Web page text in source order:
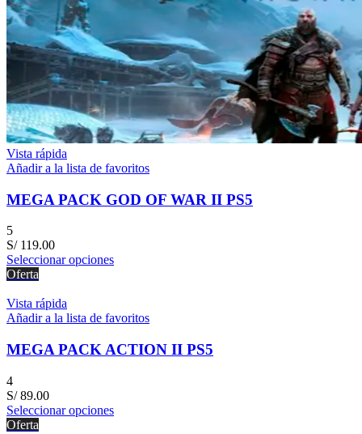
Vista rápida
Añadir a la lista de favoritos
MEGA PACK GOD OF WAR II PS5
5
S/119.00
Seleccionar opciones
Oferta
Vista rápida
Añadir a la lista de favoritos
MEGA PACK ACTION II PS5
4
S/89.00
Seleccionar opciones
Oferta